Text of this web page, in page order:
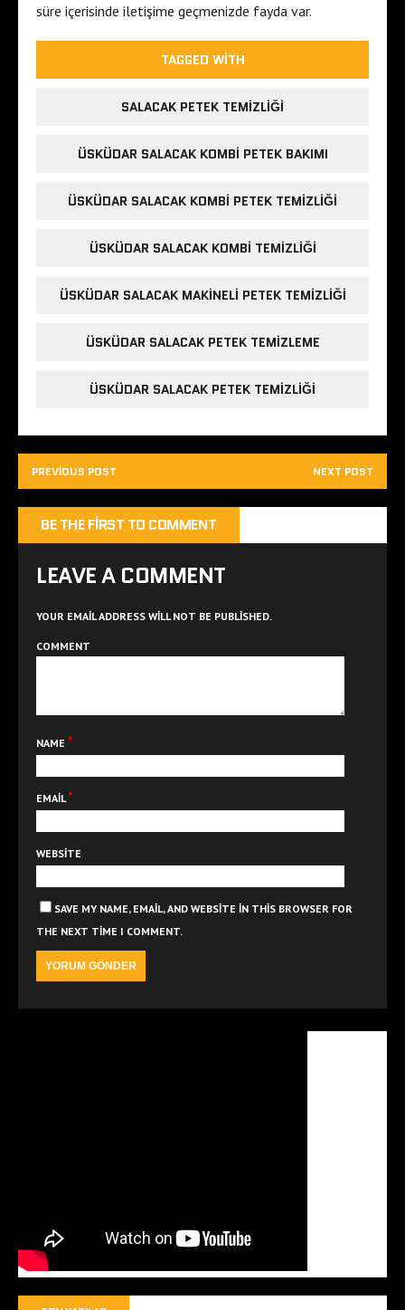
süre içerisinde iletişime geçmenizde fayda var.
TAGGED WITH
SALACAK PETEK TEMIZLIĞI
ÜSKÜDAR SALACAK KOMBI PETEK BAKIMI
ÜSKÜDAR SALACAK KOMBI PETEK TEMIZLIĞI
ÜSKÜDAR SALACAK KOMBI TEMIZLIĞI
ÜSKÜDAR SALACAK MAKINELI PETEK TEMIZLIĞI
ÜSKÜDAR SALACAK PETEK TEMIZLEME
ÜSKÜDAR SALACAK PETEK TEMIZLIĞI
PREVIOUS POST NEXT POST
BE THE FIRST TO COMMENT
LEAVE A COMMENT
YOUR EMAIL ADDRESS WILL NOT BE PUBLISHED.
COMMENT
NAME *
EMAIL*
WEBSITE
SAVE MY NAME, EMAIL, AND WEBSITE IN THIS BROWSER FOR
THE NEXT TIME I COMMENT.